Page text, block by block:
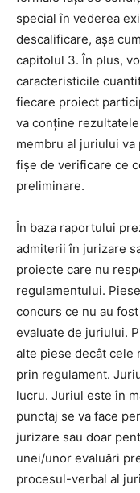
special în vederea
descalificare, așa
capitolul 3. În plus,
caracteristicile
fiecare proiect
va conține
membru al juriului
fișe de verificare ce
preliminare.
În baza raportului
admiterii în jurizare
proiecte care nu
regulamentului.
concurs ce nu au
evaluate de juriului.
alte piese decât cele
prin regulament.
lucru. Juriul este în
punctaj se va face
jurizare sau doar
unei/unor evaluări
procesul-verbal al